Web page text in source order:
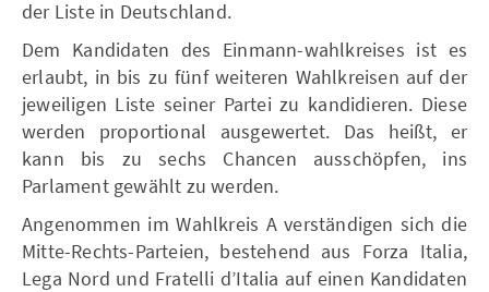
der Liste in Deutschland.
Dem Kandidaten des Einmann-wahlkreises ist es
erlaubt, in bis zu fünf weiteren Wahlkreisen auf der
jeweiligen Liste seiner Partei zu kandidieren. Diese
werden proportional ausgewertet. Das heißt, er
kann bis zu sechs Chancen ausschöpfen, ins
Parlament gewählt zu werden.
Angenommen im Wahlkreis A verständigen sich die
Mitte-Rechts-Parteien, bestehend aus Forza Italia,
Lega Nord und Fratelli d’Italia auf einen Kandidaten